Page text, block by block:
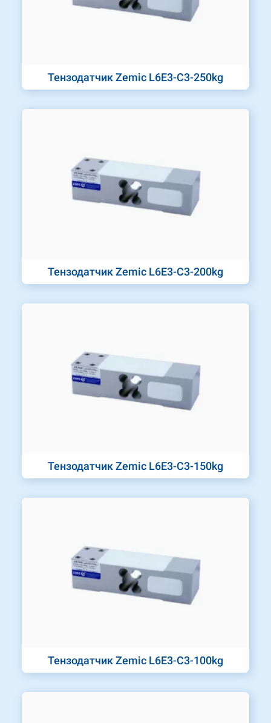
Тензодатчик Zemic L6E3-C3-250kg
Тензодатчик Zemic L6E3-C3-200kg
Тензодатчик Zemic L6E3-C3-150kg
Тензодатчик Zemic L6E3-C3-100kg